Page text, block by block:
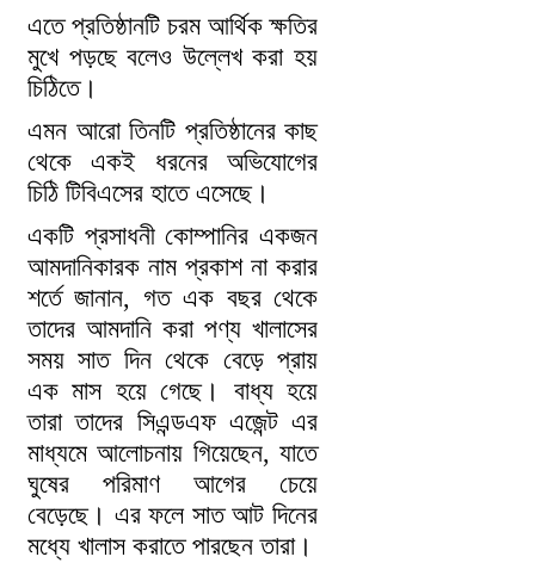
এতে প্রতিষ্ঠানটি চরম আর্থিক ক্ষতির
মুখে পড়ছে বলেও উল্লেখ করা হয়
চিঠিতে।
এমন আরো তিনটি প্রতিষ্ঠানের কাছ
থেকে একই ধরনের অভিযোগের
চিঠি টিবিএসের হাতে এসেছে।
একটি প্রসাধনী কোম্পানির একজন
আমদানিকারক নাম প্রকাশ না করার
শর্তে জানান, গত এক বছর থেকে
তাদের আমদানি করা পণ্য খালাসের
সময় সাত দিন থেকে বেড়ে প্রায়
এক মাস হয়ে গেছে। বাধ্য হয়ে
তারা তাদের সিএন্ডএফ এজেন্ট এর
মাধ্যমে আলোচনায় গিয়েছেন, যাতে
ঘুষের পরিমাণ আগের চেয়ে
বেড়েছে। এর ফলে সাত আট দিনের
মধ্যে খালাস করাতে পারছেন তারা।